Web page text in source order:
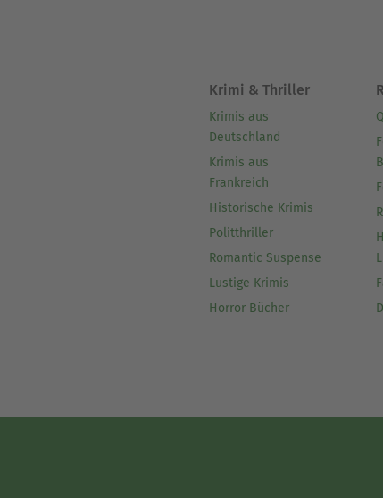
Krimi & Thriller
Krimis aus
Deutschland
Krimis aus
Frankreich
Historische Krimis
Politthriller
Romantic Suspense
Lustige Krimis
Horror Bücher